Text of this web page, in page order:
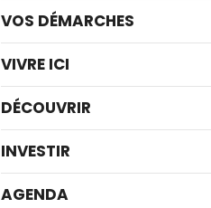
VOS DÉMARCHES
VIVRE ICI
DÉCOUVRIR
INVESTIR
AGENDA